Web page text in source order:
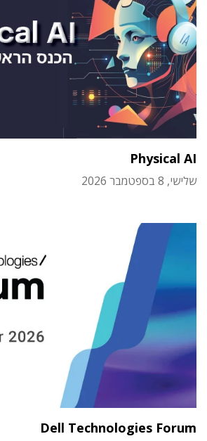
Physical AI
שלישי, 8 בספטמבר 2026
Dell Technologies Forum